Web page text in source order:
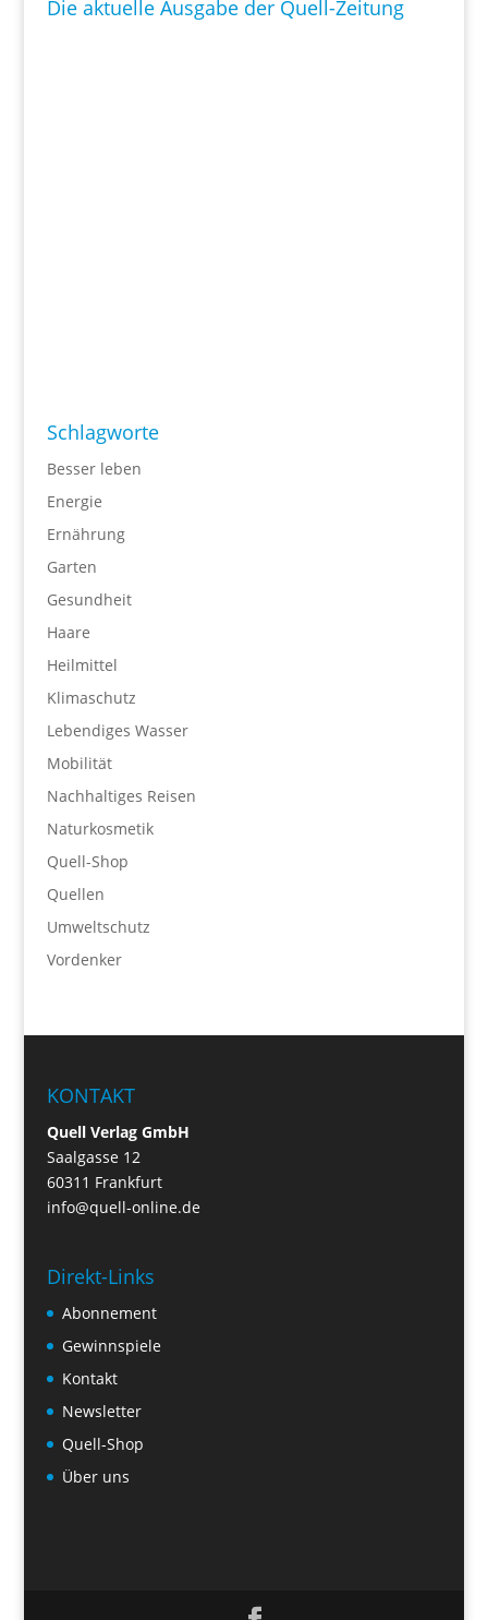
Die aktuelle Ausgabe der Quell-Zeitung
Schlagworte
Besser leben
Energie
Ernährung
Garten
Gesundheit
Haare
Heilmittel
Klimaschutz
Lebendiges Wasser
Mobilität
Nachhaltiges Reisen
Naturkosmetik
Quell-Shop
Quellen
Umweltschutz
Vordenker
KONTAKT
Quell Verlag GmbH
Saalgasse 12
60311 Frankfurt
info@quell-online.de
Direkt-Links
Abonnement
Gewinnspiele
Kontakt
Newsletter
Quell-Shop
Über uns